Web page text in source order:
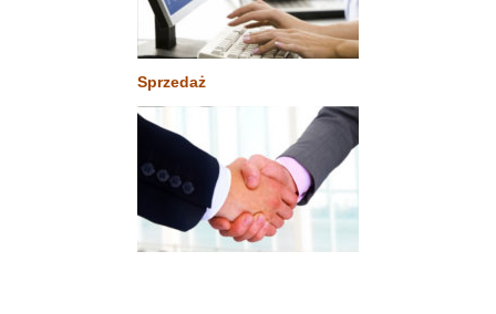
Sprzedaż